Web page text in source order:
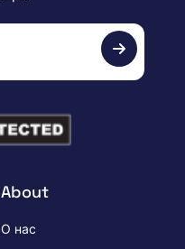
About
О нас